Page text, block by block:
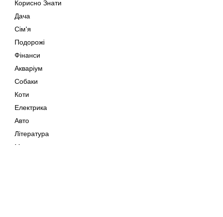
Корисно Знати
Дача
Сім'я
Подорожі
Фінанси
Акваріум
Собаки
Коти
Електрика
Авто
Література
Музика